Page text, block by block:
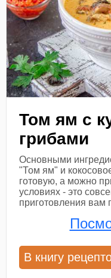
Том ям с
грибами
Основными
"Том ям" и
готовую, а можно
условиях - это
приготовления вам
В книгу